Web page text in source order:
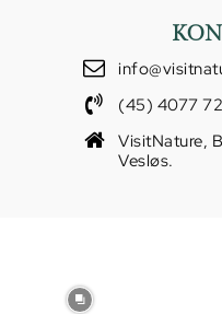
(45) 4077
VisitNature,
Vesløs.